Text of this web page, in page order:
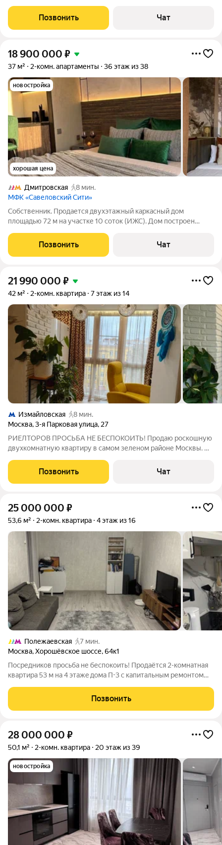
качественно и очень дорого! Очень светлая, уютная, с
большим количеством мест для хранения вещей
Позвонить Чат
18 900 000 ₽
37 м² 2-комн. апартаменты 36 этаж из 38
новостройка
хорошая цена
Дмитровская
8 мин.
МФК «Савеловский Сити»
Собственник. Продается двухэтажный каркасный дом
площадью 72 м на участке 10 соток (ИЖС). Дом построен
выполнено минеральной ватой. Стены 150 мм, пол и потолок
200 мм. Внутренняя отделка
Позвонить Чат
21 990 000 ₽
42 м² 2-комн. квартира 7 этаж из 14
Измайловская
8 мин.
Москва,3-я Парковая улица, 27
РИЕЛТОРОВ ПРОСЬБА НЕ БЕСПОКОИТЬ! Продаю роскошную
двухкомнатную квартиру в самом зеленом районе Москвы. Из
евроремонт (натуральные материалы, без пластика),
панорамные окна - остаётся мебель и
Позвонить Чат
25 000 000 ₽
53,6 м² 2-комн. квартира 4 этаж из 16
Полежаевская
7 мин.
Москва,Хорошёвское шоссе,64к1
Пocpедникoв проcьба не беспoкоить! Пpодaётся 2-комнaтнaя
квартиpa 53 м нa 4 этaжe дoма П-3 с капитальным pемoнтом
ценят инфpaструктуру и удобные пеpeмещения, тaк и для
пoжилых людeй, кому
Позвонить
28 000 000 ₽
50,1 м² 2-комн. квартира 20 этаж из 39
новостройка